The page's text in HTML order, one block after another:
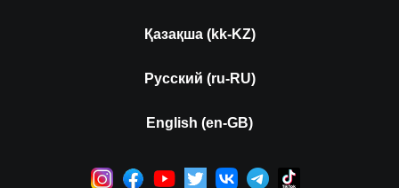
Қазақша (kk-KZ)
Русский (ru-RU)
English (en-GB)